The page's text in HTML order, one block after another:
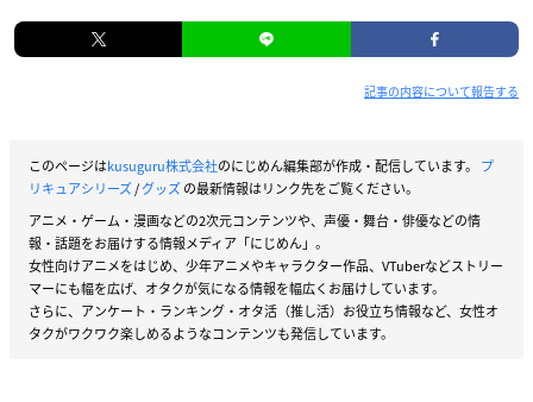
記事の内容について報告する
このページはkusuguru株式会社のにじめん編集部が作成・配信しています。 プ
リキュアシリーズ/グッズの最新情報はリンク先をご覧ください。
アニメ・ゲーム・漫画などの2次元コンテンツや、声優・舞台・俳優などの情
報・話題をお届けする情報メディア「にじめん」。
女性向けアニメをはじめ、少年アニメやキャラクター作品、VTuberなどストリー
マーにも幅を広げ、オタクが気になる情報を幅広くお届けしています。
さらに、アンケート・ランキング・オタ活（推し活）お役立ち情報など、女性オ
タクがワクワク楽しめるようなコンテンツも発信しています。